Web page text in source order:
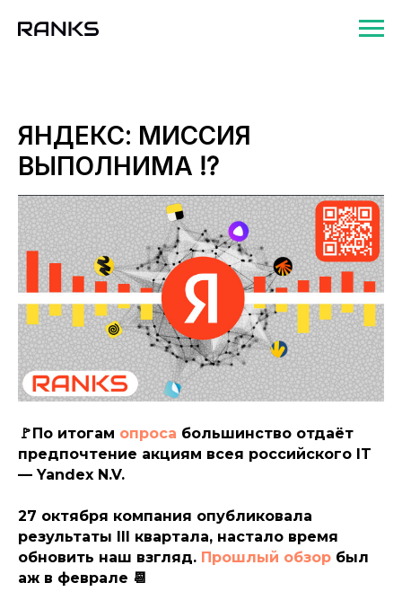
ЯНДЕКС: МИССИЯ
ВЫПОЛНИМА ⁉️
🚩По итогам опроса большинство отдаёт
предпочтение акциям всея российского IT
— Yandex N.V.
27 октября компания опубликовала
результаты III квартала, настало время
обновить наш взгляд. Прошлый обзор был
аж в феврале 📆